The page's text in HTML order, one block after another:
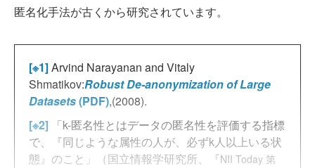
匿名化手法が古くから研究されています。
[※1]Arvind Narayanan and Vitaly
Shmatikov:Robust De-anonymization of Large
Datasets(PDF),(2008).
[※2] 「k-匿名性とはデータの匿名性を評価する指標
で、『同じような属性の人が、必ずk人以上いる状
態』のこと」（国立情報学研究所、『NII Today 第